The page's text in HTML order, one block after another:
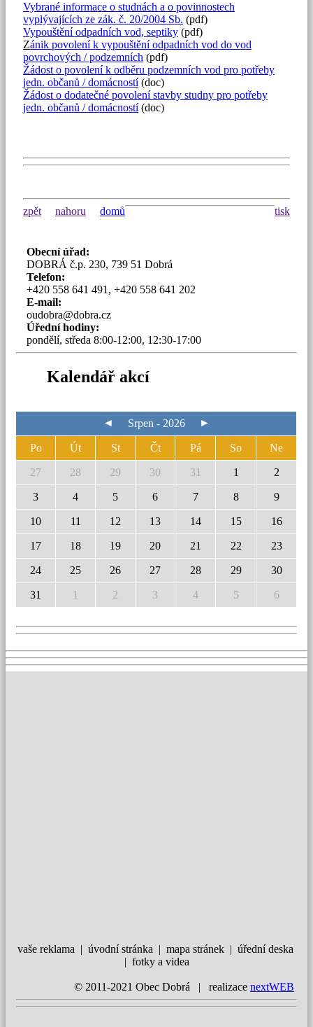
Vybrané informace o studnách a o povinnostech
vyplývajících ze zák. č. 20/2004 Sb. (pdf)
Vypouštění odpadních vod, septiky (pdf)
Zánik povolení k vypouštění odpadních vod do vod
povrchových / podzemních (pdf)
Žádost o povolení k odběru podzemních vod pro potřeby
jedn. občanů / domácností(doc)
Žádost o dodatečné povolení stavby studny pro potřeby
jedn. občanů / domácností(doc)
zpět nahoru domů tisk
Obecní úřad:
DOBRÁ č.p. 230, 739 51 Dobrá
Telefon:
+420 558 641 491, +420 558 641 202
E-mail:
oudobra@dobra.cz
Úřední hodiny:
pondělí, středa 8:00-12:00, 12:30-17:00
Kalendář akcí
◄ Srpen - 2026 ►
Po Út St Čt Pá So Ne
27 28 29 30 31 1 2
3 4 5 6 7 8 9
10 11 12 13 14 15 16
17 18 19 20 21 22 23
24 25 26 27 28 29 30
31 1 2 3 4 5 6
vaše reklama | úvodní stránka | mapa stránek | úřední deska
| fotky a videa
© 2011-2021 Obec Dobrá | realizace nextWEB